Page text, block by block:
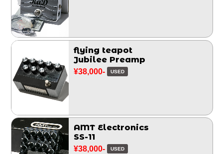
flying teapot
Jubilee Preamp
¥38,000- USED
AMT Electronics
SS-11
¥38,000- USED